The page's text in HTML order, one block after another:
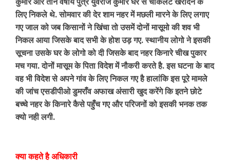
लिए निकले थे. सोमवार की देर शाम नहर में मछली मारने के लिए लगाए
गए जाल को जब किसानों ने खिंचा तो उसमें दोनों मासूमो की शव भी
निकल आया जिसके बाद सभी के होश उड़ गए. स्थानीय लोगो ने इसकी
सूचना उसके घर के लोगो को दी जिसके बाद नहर किनारे चीख पुकार
मच गया. दोनों मासूम के पिता विदेश में नौकरी करते है. इस घटना के बाद
वह भी विदेश से अपने गांव के लिए निकल गए है हालांकि इस पूरे मामले
की जांच एसडीपीओ डुमराँव अफाख अंसारी खुद करेंगे कि इतने छोटे
बच्चे नहर के किनारे कैसे पहुँच गए और परिजनों को इसकी भनक तक
क्यो नही लगी.
क्या कहते है अधिकारी